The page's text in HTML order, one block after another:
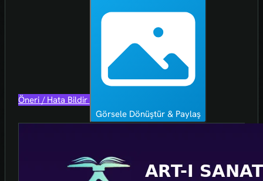
Öneri / Hata Bildir
Görsele Dönüştür & Paylaş